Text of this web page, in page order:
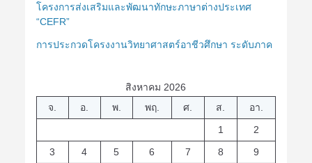
โครงการส่งเสริมและพัฒนาทักษะภาษาต่างประเทศ
“CEFR”
การประกวดโครงงานวิทยาศาสตร์อาชีวศึกษา ระดับภาค
สิงหาคม 2026
จ.
อ. พ. พฤ. ศ. ส.
อา.
1
2
3
4 5 6 7 8
9